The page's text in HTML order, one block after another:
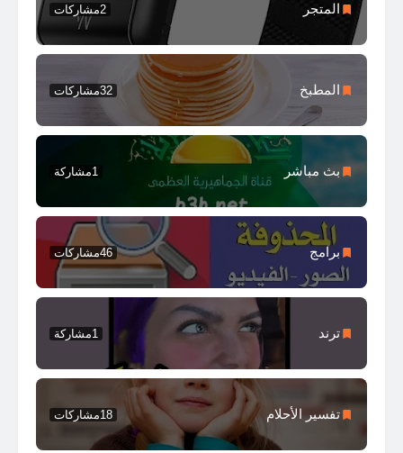
المتجر 2مشاركات
المطبخ 32مشاركات
بث مباشر 1مشاركة
برامج 46مشاركات
ترند 1مشاركة
تفسير الأحلام 18مشاركات